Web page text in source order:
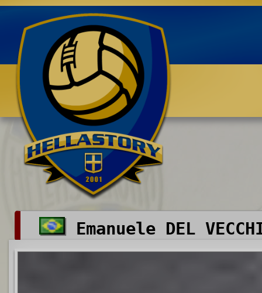
Benvenuti su HELLASTORY.net
Emanuele DEL